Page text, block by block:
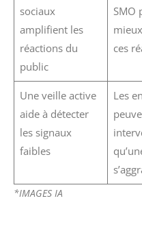
sociaux
amplifient les
réactions du
public
SMO
ces
Une veille active
aide à détecter
les signaux
faibles
Les
*IMAGES IA